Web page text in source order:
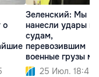
о
Зеленский: Мы
нанесли удары по
судам,
перевозившим
военные грузы
РФ и Ираном
25 Июл. 18:45